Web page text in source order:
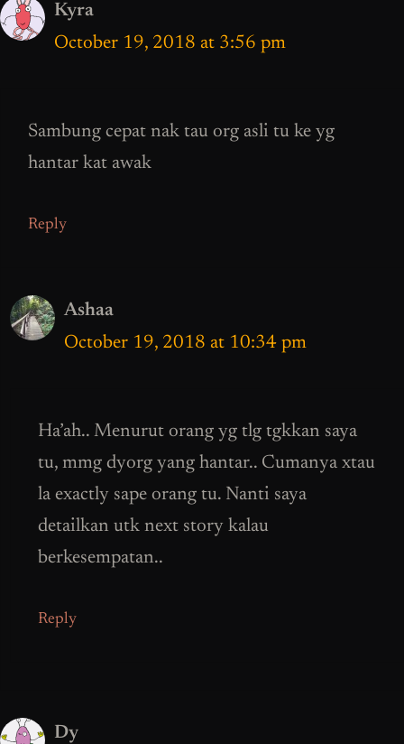
Kyra
October 19, 2018 at 3:56 pm
Sambung cepat nak tau org asli tu ke yg
hantar kat awak
Reply
Ashaa
October 19, 2018 at 10:34 pm
Ha’ah.. Menurut orang yg tlg tgkkan saya
tu, mmg dyorg yang hantar.. Cumanya xtau
la exactly sape orang tu. Nanti saya
detailkan utk next story kalau
berkesempatan..
Reply
Dy